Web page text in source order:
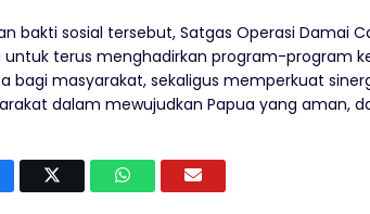
bakti sosial tersebut, Satgas Operasi Damai
terus menghadirkan program-program
bagi masyarakat, sekaligus memperkuat
dalam mewujudkan Papua yang aman,